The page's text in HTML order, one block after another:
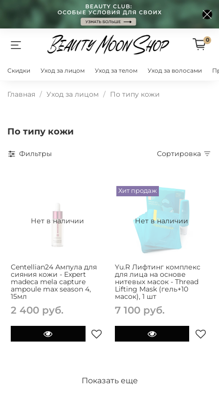
0
Скидки Уход за лицом Уход за телом Уход за волосами
Главная Уход за лицом По типу кожи
По типу кожи
Фильтры Сортировка
Нет в наличии
Centellian24 Ампула для
сияния кожи - Expert
madeca mela capture
ampoule max season 4,
15мл
2 400 руб.
Нет в наличии
Хит продаж
Yu.R Лифтинг комплекс
для лица на основе
нитевых масок - Thread
Lifting Mask (гель+10
масок), 1 шт
7 100 руб.
Показать еще